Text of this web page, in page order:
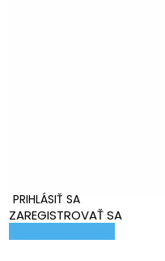
PRIHLÁSIŤ SA
ZAREGISTROVAŤ SA